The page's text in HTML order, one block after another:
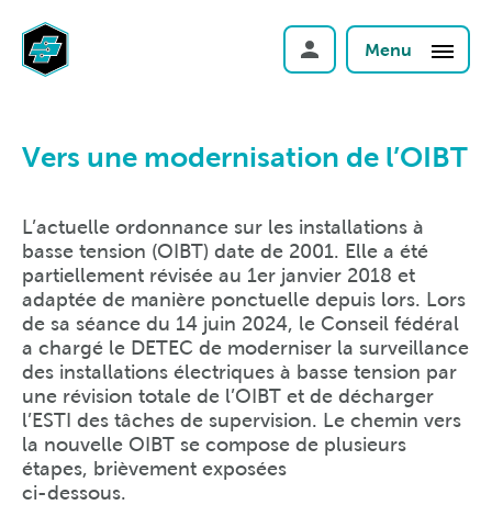
Menu
Vers une modernisation de l’OIBT
L’actuelle ordonnance sur les installations à
basse tension (OIBT) date de 2001. Elle a été
partiellement révisée au 1er janvier 2018 et
adaptée de manière ponctuelle depuis lors. Lors
de sa séance du 14 juin 2024, le Conseil fédéral
a chargé le DETEC de moderniser la surveillance
des installations électriques à basse tension par
une révision totale de l’OIBT et de décharger
l’ESTI des tâches de supervision. Le chemin vers
la nouvelle OIBT se compose de plusieurs
étapes, brièvement exposées
ci-dessous.